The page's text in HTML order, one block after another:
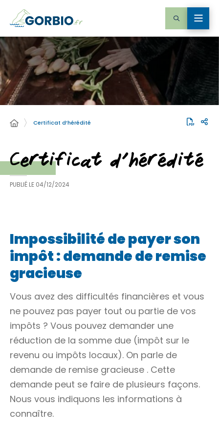
Certificat d’hérédité
Certificat d’hérédité
PUBLIÉ LE 04/12/2024
Impossibilité de payer son
impôt : demande de remise
gracieuse
Vous avez des difficultés financières et vous
ne pouvez pas payer tout ou partie de vos
impôts ? Vous pouvez demander une
réduction de la somme due (impôt sur le
revenu ou impôts locaux). On parle de
demande de remise gracieuse . Cette
demande peut se faire de plusieurs façons.
Nous vous indiquons les informations à
connaître.